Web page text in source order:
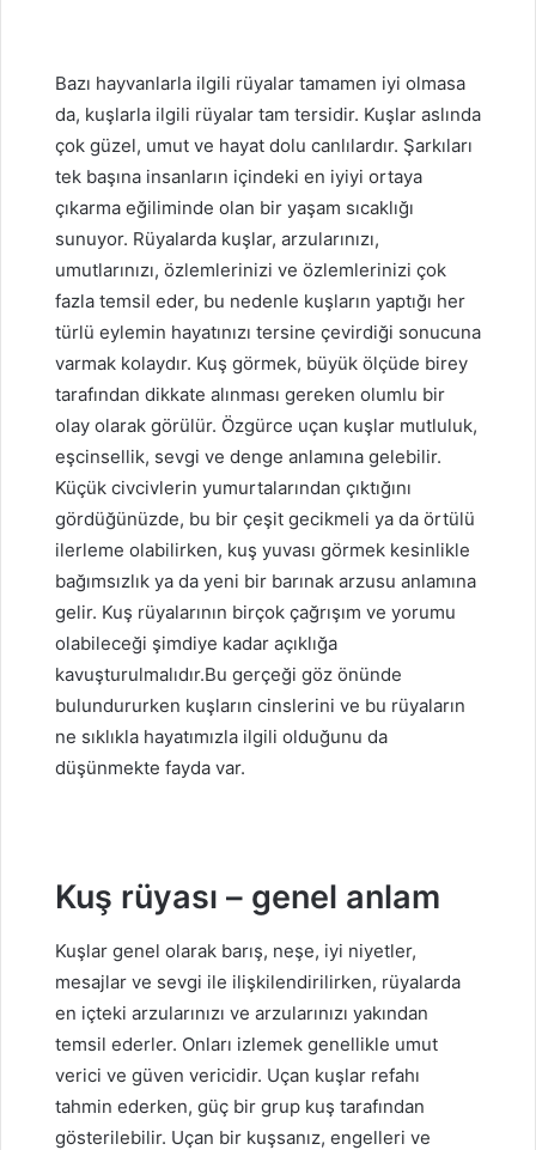
Bazı hayvanlarla ilgili rüyalar tamamen iyi olmasa
da, kuşlarla ilgili rüyalar tam tersidir. Kuşlar aslında
çok güzel, umut ve hayat dolu canlılardır. Şarkıları
tek başına insanların içindeki en iyiyi ortaya
çıkarma eğiliminde olan bir yaşam sıcaklığı
sunuyor. Rüyalarda kuşlar, arzularınızı,
umutlarınızı, özlemlerinizi ve özlemlerinizi çok
fazla temsil eder, bu nedenle kuşların yaptığı her
türlü eylemin hayatınızı tersine çevirdiği sonucuna
varmak kolaydır. Kuş görmek, büyük ölçüde birey
tarafından dikkate alınması gereken olumlu bir
olay olarak görülür. Özgürce uçan kuşlar mutluluk,
eşcinsellik, sevgi ve denge anlamına gelebilir.
Küçük civcivlerin yumurtalarından çıktığını
gördüğünüzde, bu bir çeşit gecikmeli ya da örtülü
ilerleme olabilirken, kuş yuvası görmek kesinlikle
bağımsızlık ya da yeni bir barınak arzusu anlamına
gelir. Kuş rüyalarının birçok çağrışım ve yorumu
olabileceği şimdiye kadar açıklığa
kavuşturulmalıdır.Bu gerçeği göz önünde
bulundururken kuşların cinslerini ve bu rüyaların
ne sıklıkla hayatımızla ilgili olduğunu da
düşünmekte fayda var.
Kuş rüyası – genel anlam
Kuşlar genel olarak barış, neşe, iyi niyetler,
mesajlar ve sevgi ile ilişkilendirilirken, rüyalarda
en içteki arzularınızı ve arzularınızı yakından
temsil ederler. Onları izlemek genellikle umut
verici ve güven vericidir. Uçan kuşlar refahı
tahmin ederken, güç bir grup kuş tarafından
gösterilebilir. Uçan bir kuşsanız, engelleri ve